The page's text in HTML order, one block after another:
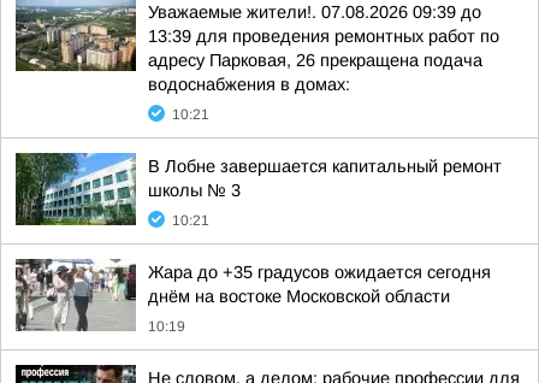
Уважаемые жители!. 07.08.2026 09:39 до
13:39 для проведения ремонтных работ по
адресу Парковая, 26 прекращена подача
водоснабжения в домах:
10:21
В Лобне завершается капитальный ремонт
школы № 3
10:21
Жара до +35 градусов ожидается сегодня
днём на востоке Московской области
10:19
Не словом, а делом: рабочие профессии для